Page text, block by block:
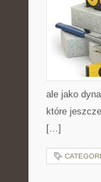
ale jako
które
[…]